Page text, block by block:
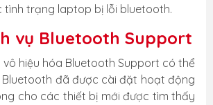
tình trạng laptop bị lỗi bluetooth.
vụ Bluetooth Support
hiệu hóa Bluetooth Support có thể
đã được cài đặt hoạt động
cho các thiết bị mới được tìm thấy